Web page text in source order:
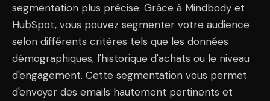
segmentation plus précise. Grâce à Mindbody et
HubSpot, vous pouvez segmenter votre audience
selon différents critères tels que les données
démographiques, l'historique d'achats ou le niveau
d'engagement. Cette segmentation vous permet
d'envoyer des emails hautement pertinents et